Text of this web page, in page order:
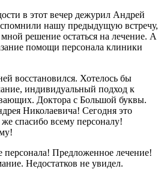
в этот вечер дежурил Андрей
нашу предыдущую встречу,
решение остаться на лечение. А
помощи персонала клиники
восстановился. Хотелось бы
индивидуальный подход к
Доктора с Большой буквы.
Николаевича! Сегодня это
спасибо всему персоналу!
Предложенное лечение!
Недостатков не увидел.